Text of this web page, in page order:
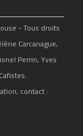
- Tous droits
Carcanague,
Perrin, Yves
contact :